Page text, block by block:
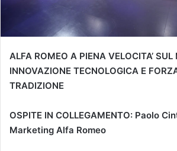
ALFA ROMEO A PIENA VELOCITA’
INNOVAZIONE TECNOLOGICA E
TRADIZIONE
OSPITE IN COLLEGAMENTO: Paolo
Marketing Alfa Romeo